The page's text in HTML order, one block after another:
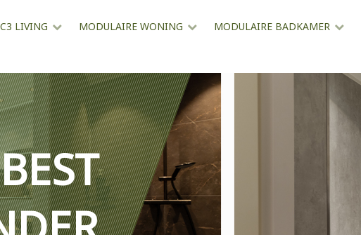
C3 LIVING MODULAIRE WONING MODULAIRE BADKAMER